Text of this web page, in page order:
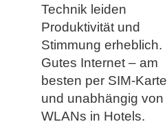
Technik leiden
Produktivität und
Stimmung erheblich.
Gutes Internet – am
besten per SIM-Karte
und unabhängig von
WLANs in Hotels.